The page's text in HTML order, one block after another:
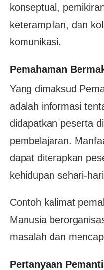
konseptual,
keterampilan, dan
komunikasi.
Pemahaman
Yang dimaksud
adalah informasi
didapatkan peserta
pembelajaran.
dapat diterapkan
kehidupan sehari-
Contoh kalimat
Manusia
masalah dan
Pertanyaan